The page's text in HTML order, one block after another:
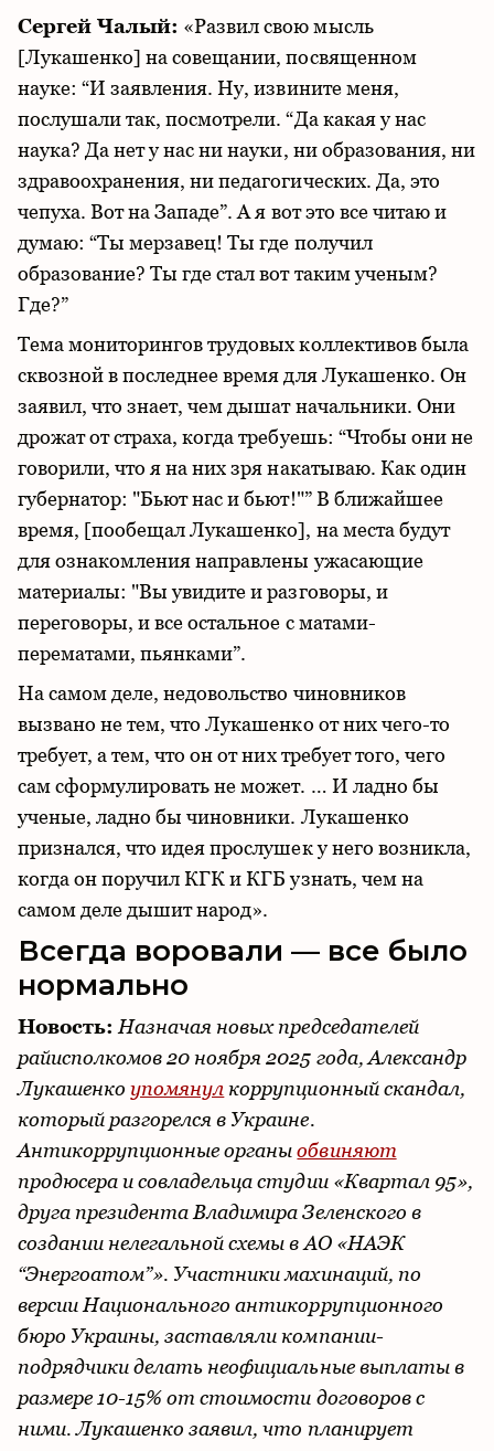
Сергей Чалый: «Развил свою мысль
[Лукашенко] на совещании, посвященном
науке: “И заявления. Ну, извините меня,
послушали так, посмотрели. “Да какая у нас
наука? Да нет у нас ни науки, ни образования, ни
здравоохранения, ни педагогических. Да, это
чепуха. Вот на Западе”. А я вот это все читаю и
думаю: “Ты мерзавец! Ты где получил
образование? Ты где стал вот таким ученым?
Где?”
Тема мониторингов трудовых коллективов была
сквозной в последнее время для Лукашенко. Он
заявил, что знает, чем дышат начальники. Они
дрожат от страха, когда требуешь: “Чтобы они не
говорили, что я на них зря накатываю. Как один
губернатор: "Бьют нас и бьют!"” В ближайшее
время, [пообещал Лукашенко], на места будут
для ознакомления направлены ужасающие
материалы: "Вы увидите и разговоры, и
переговоры, и все остальное с матами-
перематами, пьянками”.
На самом деле, недовольство чиновников
вызвано не тем, что Лукашенко от них чего-то
требует, а тем, что он от них требует того, чего
сам сформулировать не может. … И ладно бы
ученые, ладно бы чиновники. Лукашенко
признался, что идея прослушек у него возникла,
когда он поручил КГК и КГБ узнать, чем на
самом деле дышит народ».
Всегда воровали — все было
нормально
Новость: Назначая новых председателей
райисполкомов 20 ноября 2025 года, Александр
Лукашенкоупомянул коррупционный скандал,
который разгорелся в Украине.
Антикоррупционные органыобвиняют
продюсера и совладельца студии «Квартал 95»,
друга президента Владимира Зеленского в
создании нелегальной схемы в АО «НАЭК
“Энергоатом”». Участники махинаций, по
версии Национального антикоррупционного
бюро Украины, заставляли компании-
подрядчики делать неофициальные выплаты в
размере 10-15% от стоимости договоров с
ними. Лукашенко заявил, что планирует